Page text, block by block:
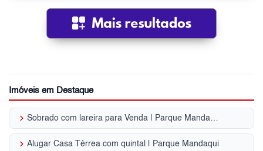
Imóveis em Destaque
keyboard_arrow_right Sobrado com lareira para Venda | Parque Mandaqui
keyboard_arrow_right Alugar Casa Térrea com quintal | Parque Mandaqui